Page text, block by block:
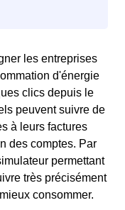
les entreprises
d'énergie
clics depuis le
peuvent suivre de
à leurs factures
des comptes. Par
permettant
très précisément
consommer.